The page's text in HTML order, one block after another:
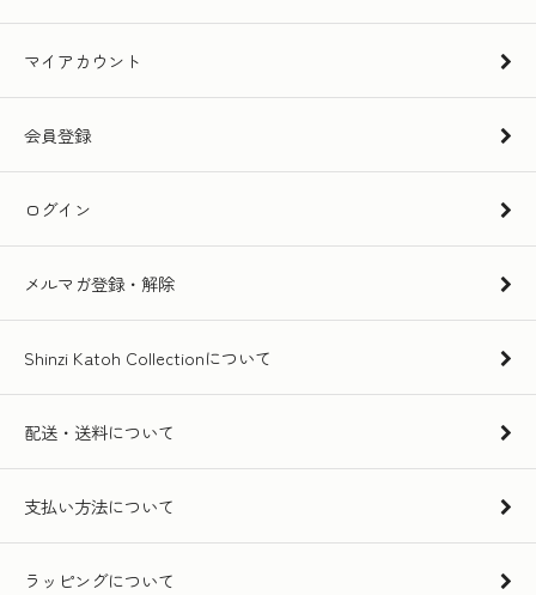
マイアカウント
会員登録
ログイン
メルマガ登録・解除
Shinzi Katoh Collectionについて
配送・送料について
支払い方法について
ラッピングについて